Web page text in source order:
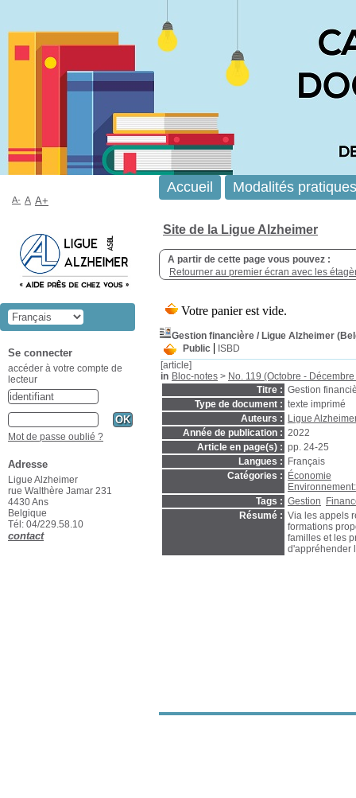
Site de la Ligue Alzheimer
A partir de cette page vous pouvez :
Retourner au premier écran avec les
Gestion financière / Ligue Alzheimer
Public
ISBD
[article]
in Bloc-notes > No. 119 (Octobre -
Titre : Gestion
Type de document : texte imprimé
Auteurs :
Ligue
Année de publication : 2022
Article en page(s) : pp. 24-25
Langues :
Français
Catégories :
Économie
Tags : Gestion
Résumé : Via les appels
formations
familles et les
d'appréhender
Accueil Modalités pratiques
A- A A+
Se connecter
accéder à votre compte de
lecteur
Mot de passe oublié ?
Adresse
Ligue Alzheimer
rue Walthère Jamar 231
4430 Ans
Belgique
Tél: 04/229.58.10
contact